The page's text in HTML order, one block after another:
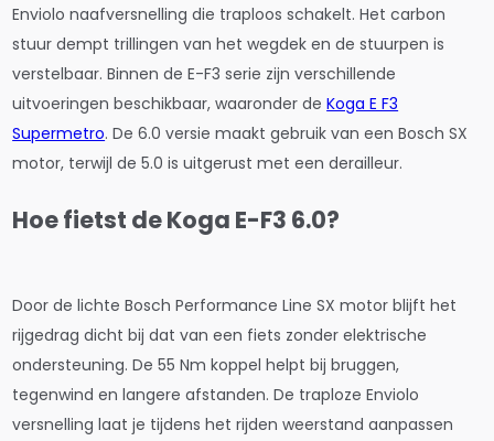
Enviolo naafversnelling die traploos schakelt. Het carbon
stuur dempt trillingen van het wegdek en de stuurpen is
verstelbaar. Binnen de E-F3 serie zijn verschillende
uitvoeringen beschikbaar, waaronder deKoga E F3
Supermetro. De 6.0 versie maakt gebruik van een Bosch SX
motor, terwijl de 5.0 is uitgerust met een derailleur.
Hoe fietst de Koga E-F3 6.0?
Door de lichte Bosch Performance Line SX motor blijft het
rijgedrag dicht bij dat van een fiets zonder elektrische
ondersteuning. De 55 Nm koppel helpt bij bruggen,
tegenwind en langere afstanden. De traploze Enviolo
versnelling laat je tijdens het rijden weerstand aanpassen